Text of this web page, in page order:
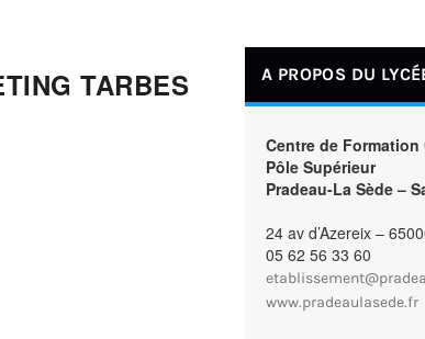
TARBES A PROPOS DU
Centre de
Pôle Supérieur
Pradeau-La Sède –
24 av d’Azereix –
05 62 56 33 60
www.pradeaulasede.fr